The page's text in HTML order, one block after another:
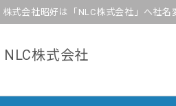
株式会社昭好は「NLC株式会社」へ社名
株式会社